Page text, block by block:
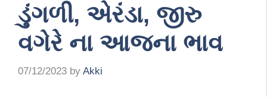
ડુંગળી, એરંડા, જીરુ
વગેરે ના આજના ભાવ
07/12/2023 by Akki